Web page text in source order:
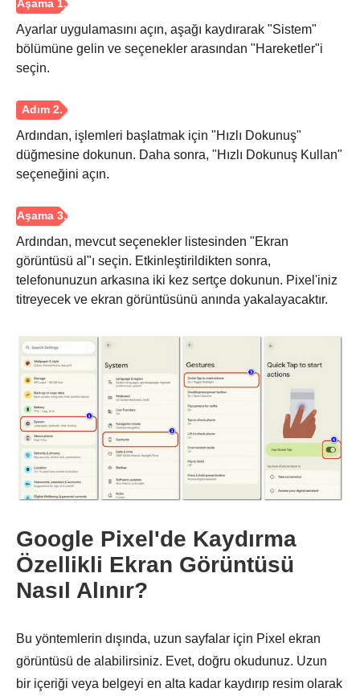
Aşama 3.
Ayarlar uygulamasını açın, aşağı kaydırarak "Sistem"
bölümüne gelin ve seçenekler arasından "Hareketler"i
seçin.
Ardından, işlemleri başlatmak için "Hızlı Dokunuş"
düğmesine dokunun. Daha sonra, "Hızlı Dokunuş Kullan"
seçeneğini açın.
Ardından, mevcut seçenekler listesinden "Ekran
görüntüsü al"ı seçin. Etkinleştirildikten sonra,
telefonunuzun arkasına iki kez sertçe dokunun. Pixel'iniz
titreyecek ve ekran görüntüsünü anında yakalayacaktır.
Google Pixel'de Kaydırma
Özellikli Ekran Görüntüsü
Nasıl Alınır?
Bu yöntemlerin dışında, uzun sayfalar için Pixel ekran
görüntüsü de alabilirsiniz. Evet, doğru okudunuz. Uzun
bir içeriği veya belgeyi en alta kadar kaydırıp resim olarak